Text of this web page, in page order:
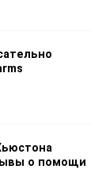
о помощи